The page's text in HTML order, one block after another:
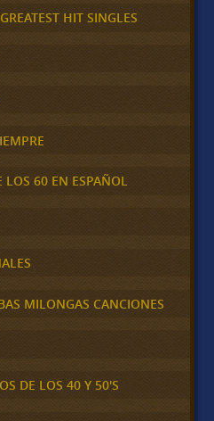
HIT SINGLES
LOS 60 EN ESPAÑOL
MILONGAS CANCIONES
DE LOS 40 Y 50'S